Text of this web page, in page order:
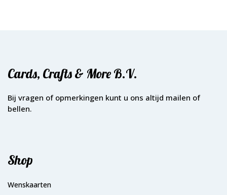
Cards, Crafts & More B.V.
Bij vragen of opmerkingen kunt u ons altijd mailen of
bellen.
Shop
Wenskaarten